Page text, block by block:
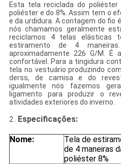
Esta tela reciclada do poliéster
poliéster e do 8%. Assim tem o
e da urdidura. A contagem do fio
nós chamamos geralmente
reciclamos 4 telas elásticas
estiramento de 4
aproximadamente 226 G/M.
confortável. Para a tingidura
tela no vestuário produzindo
derss, de camisa e do
igualmente nós fazemos
ligamento para produzir o
atividades exteriores do inverno.
2 . Especificações:
Nome:
Tela de
de 4 maneiras
poliéster 8%